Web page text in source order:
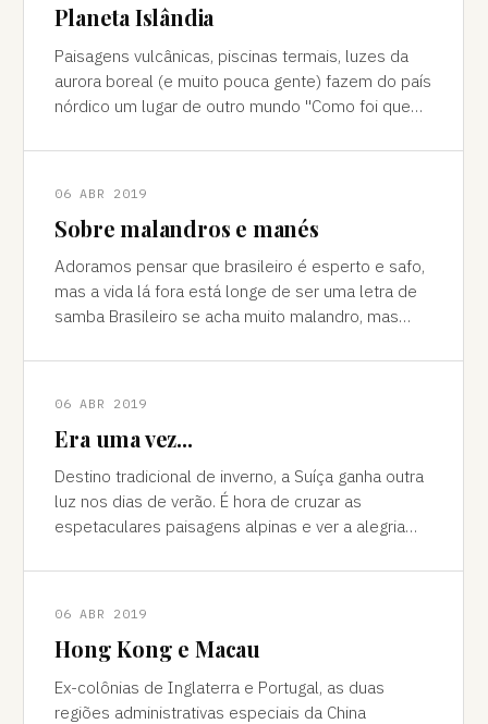
Planeta Islândia
Paisagens vulcânicas, piscinas termais, luzes da
aurora boreal (e muito pouca gente) fazem do país
nórdico um lugar de outro mundo "Como foi que
06 ABR 2019
Sobre malandros e manés
Adoramos pensar que brasileiro é esperto e safo,
mas a vida lá fora está longe de ser uma letra de
samba Brasileiro se acha muito malandro, mas
06 ABR 2019
Era uma vez...
Destino tradicional de inverno, a Suíça ganha outra
luz nos dias de verão. É hora de cruzar as
espetaculares paisagens alpinas e ver a alegria
06 ABR 2019
Hong Kong e Macau
Ex-colônias de Inglaterra e Portugal, as duas
regiões administrativas especiais da China